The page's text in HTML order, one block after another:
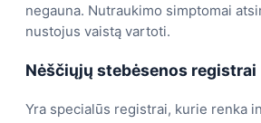
negauna. Nutraukimo simptomai
nustojus vaistą vartoti.
Nėščiųjų stebėsenos registrai
Yra specialūs registrai, kurie renka